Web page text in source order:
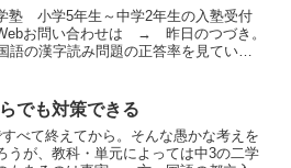
塾 小学5年生～中学2年生の入塾受付
お問い合わせは → 昨日のつづき。
語の漢字読み問題の正答率を見ていき
でも対策できる
べて終えてから。そんな愚かな考えを
うが、教科・単元によっては中3の二学